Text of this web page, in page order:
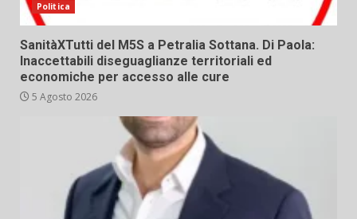
Politica
SanitàXTutti del M5S a Petralia Sottana. Di Paola:
Inaccettabili diseguaglianze territoriali ed
economiche per accesso alle cure
5 Agosto 2026